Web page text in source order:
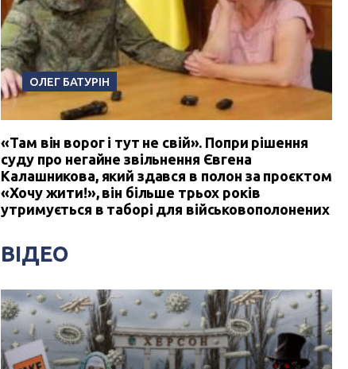
ОЛЕГ БАТУРІН
«Там він ворог і тут не свій». Попри рішення
суду про негайне звільнення Євгена
Калашникова, який здався в полон за проєктом
«Хочу жити!», він більше трьох років
утримується в таборі для військовополонених
ВІДЕО